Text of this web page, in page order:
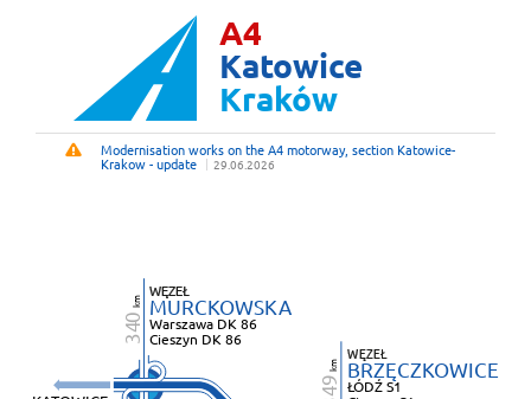
A4
Katowice
Kraków
Utrudnienia
Modernisation works on the A4 motorway, section Katowice-
Krakow - update 29.06.2026
WĘZEŁ
MURCKOWSKA
Warszawa DK 86
Cieszyn DK 86
WĘZEŁ
BRZĘCZKOWICE
ŁÓDŹ S1
34
0
k
m
9
k
m